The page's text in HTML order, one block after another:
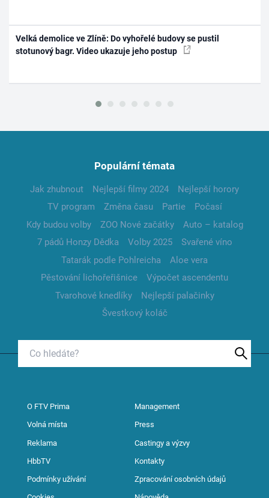
Velká demolice ve Zlíně: Do vyhořelé budovy se pustil
stotunový bagr. Video ukazuje jeho postup
Populární témata
Jak zhubnout Nejlepší filmy 2024
Nejlepší horory
TV program
Změna času Partie
Počasí
Kdy budou volby
ZOO Nové začátky
Auto – katalog
7 pádů Honzy Dědka
Volby 2025
Svařené víno
Tatarák podle Pohlreicha
Aloe vera
Pěstování lichořeřišnice
Výpočet ascendentu
Tvarohové knedlíky
Nejlepší palačinky
Švestkový koláč
O FTV Prima Management
Volná místa Press
Reklama Castingy a výzvy
HbbTV Kontakty
Podmínky užívání Zpracování osobních údajů